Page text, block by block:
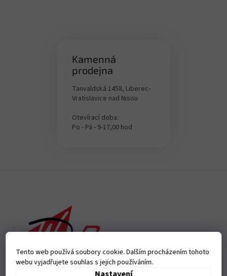
Tento web používá soubory cookie. Dalším procházením tohoto
webu vyjadřujete souhlas s jejich používáním.
Kamenná
prodejna
Tanvaldská 1458, Liberec-
Vratislavice nad Nisou
Otevírací doba:
Po - Pá - 9-17,00 hod